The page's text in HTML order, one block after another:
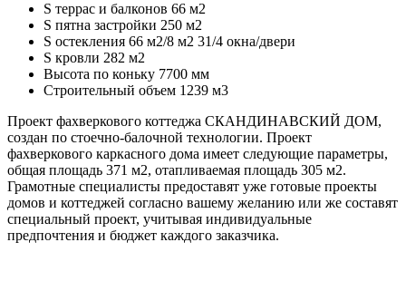
S террас и балконов 66 м2
S пятна застройки 250 м2
S остекления 66 м2/8 м2 31/4 окна/двери
S кровли 282 м2
Высота по коньку 7700 мм
Строительный объем 1239 м3
Проект фахверкового коттеджа СКАНДИНАВСКИЙ ДОМ,
создан по стоечно-балочной технологии. Проект
фахверкового каркасного дома имеет следующие параметры,
общая площадь 371 м2, отапливаемая площадь 305 м2.
Грамотные специалисты предоставят уже готовые проекты
домов и коттеджей согласно вашему желанию или же составят
специальный проект, учитывая индивидуальные
предпочтения и бюджет каждого заказчика.